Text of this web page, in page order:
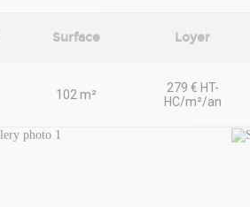
Surface Loyer
102 m²
279 € HT-
HC/m²/an